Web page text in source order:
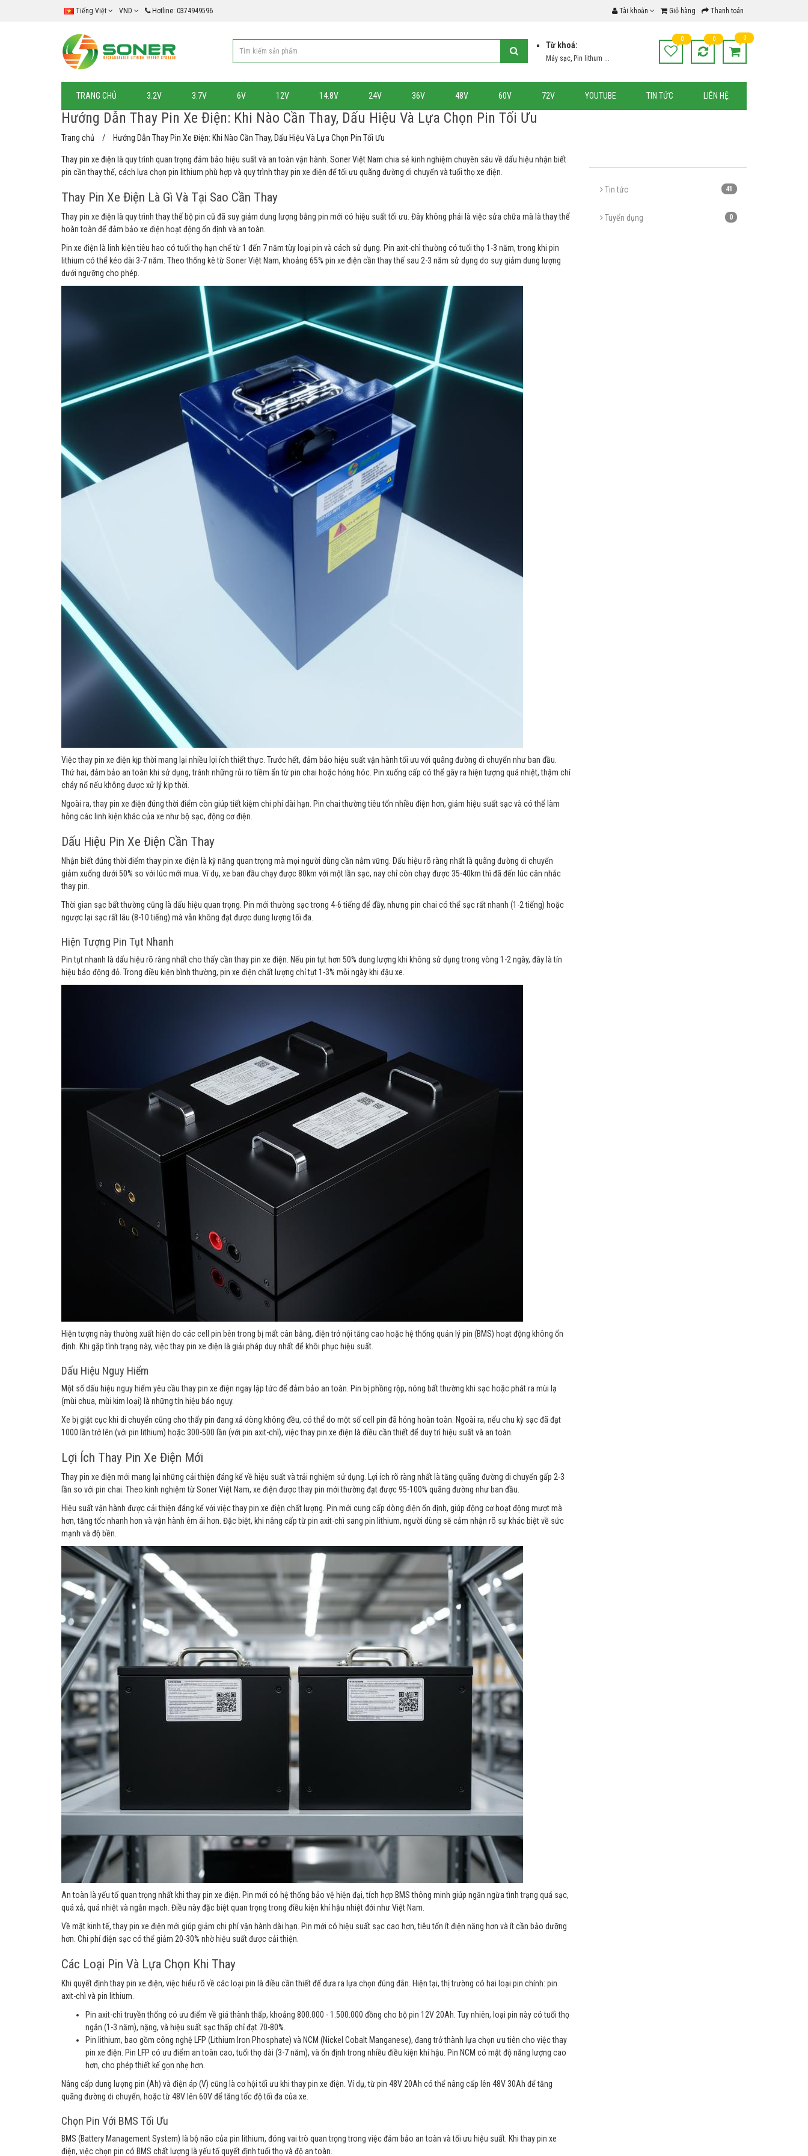
Tiếng Việt VND Hotline: 0374949596 Tài khoản Giỏ hàng Thanh toán
Từ khoá:
Máy sạc, Pin lithum ...
0 0 0
TRANG CHỦ 3.2V 3.7V 6V 12V 14.8V 24V 36V 48V 60V 72V YOUTUBE TIN TỨC LIÊN HỆ
Hướng Dẫn Thay Pin Xe Điện: Khi Nào Cần Thay, Dấu Hiệu Và Lựa Chọn Pin Tối Ưu
Trang chủ Hướng Dẫn Thay Pin Xe Điện: Khi Nào Cần Thay, Dấu Hiệu Và Lựa Chọn Pin Tối Ưu
Thay pin xe điện là quy trình quan trọng đảm bảo hiệu suất và an toàn vận hành. Soner Việt Nam chia sẻ kinh nghiệm chuyên sâu về dấu hiệu nhận biết
pin cần thay thế, cách lựa chọn pin lithium phù hợp và quy trình thay pin xe điện để tối ưu quãng đường di chuyển và tuổi thọ xe điện.
Thay Pin Xe Điện Là Gì Và Tại Sao Cần Thay
Thay pin xe điện là quy trình thay thế bộ pin cũ đã suy giảm dung lượng bằng pin mới có hiệu suất tối ưu. Đây không phải là việc sửa chữa mà là thay thế
hoàn toàn để đảm bảo xe điện hoạt động ổn định và an toàn.
Pin xe điện là linh kiện tiêu hao có tuổi thọ hạn chế từ 1 đến 7 năm tùy loại pin và cách sử dụng. Pin axit-chì thường có tuổi thọ 1-3 năm, trong khi pin
lithium có thể kéo dài 3-7 năm. Theo thống kê từ Soner Việt Nam, khoảng 65% pin xe điện cần thay thế sau 2-3 năm sử dụng do suy giảm dung lượng
dưới ngưỡng cho phép.
Việc thay pin xe điện kịp thời mang lại nhiều lợi ích thiết thực. Trước hết, đảm bảo hiệu suất vận hành tối ưu với quãng đường di chuyển như ban đầu.
Thứ hai, đảm bảo an toàn khi sử dụng, tránh những rủi ro tiềm ẩn từ pin chai hoặc hỏng hóc. Pin xuống cấp có thể gây ra hiện tượng quá nhiệt, thậm chí
cháy nổ nếu không được xử lý kịp thời.
Ngoài ra, thay pin xe điện đúng thời điểm còn giúp tiết kiệm chi phí dài hạn. Pin chai thường tiêu tốn nhiều điện hơn, giảm hiệu suất sạc và có thể làm
hỏng các linh kiện khác của xe như bộ sạc, động cơ điện.
Dấu Hiệu Pin Xe Điện Cần Thay
Nhận biết đúng thời điểm thay pin xe điện là kỹ năng quan trọng mà mọi người dùng cần nắm vững. Dấu hiệu rõ ràng nhất là quãng đường di chuyển
giảm xuống dưới 50% so với lúc mới mua. Ví dụ, xe ban đầu chạy được 80km với một lần sạc, nay chỉ còn chạy được 35-40km thì đã đến lúc cân nhắc
thay pin.
Thời gian sạc bất thường cũng là dấu hiệu quan trọng. Pin mới thường sạc trong 4-6 tiếng để đầy, nhưng pin chai có thể sạc rất nhanh (1-2 tiếng) hoặc
ngược lại sạc rất lâu (8-10 tiếng) mà vẫn không đạt được dung lượng tối đa.
Hiện Tượng Pin Tụt Nhanh
Pin tụt nhanh là dấu hiệu rõ ràng nhất cho thấy cần thay pin xe điện. Nếu pin tụt hơn 50% dung lượng khi không sử dụng trong vòng 1-2 ngày, đây là tín
hiệu báo động đỏ. Trong điều kiện bình thường, pin xe điện chất lượng chỉ tụt 1-3% mỗi ngày khi đậu xe.
Hiện tượng này thường xuất hiện do các cell pin bên trong bị mất cân bằng, điện trở nội tăng cao hoặc hệ thống quản lý pin (BMS) hoạt động không ổn
định. Khi gặp tình trạng này, việc thay pin xe điện là giải pháp duy nhất để khôi phục hiệu suất.
Dấu Hiệu Nguy Hiểm
Một số dấu hiệu nguy hiểm yêu cầu thay pin xe điện ngay lập tức để đảm bảo an toàn. Pin bị phồng rộp, nóng bất thường khi sạc hoặc phát ra mùi lạ
(mùi chua, mùi kim loại) là những tín hiệu báo nguy.
Xe bị giật cục khi di chuyển cũng cho thấy pin đang xả dòng không đều, có thể do một số cell pin đã hỏng hoàn toàn. Ngoài ra, nếu chu kỳ sạc đã đạt
1000 lần trở lên (với pin lithium) hoặc 300-500 lần (với pin axit-chì), việc thay pin xe điện là điều cần thiết để duy trì hiệu suất và an toàn.
Lợi Ích Thay Pin Xe Điện Mới
Thay pin xe điện mới mang lại những cải thiện đáng kể về hiệu suất và trải nghiệm sử dụng. Lợi ích rõ ràng nhất là tăng quãng đường di chuyển gấp 2-3
lần so với pin chai. Theo kinh nghiệm từ Soner Việt Nam, xe điện được thay pin mới thường đạt được 95-100% quãng đường như ban đầu.
Hiệu suất vận hành được cải thiện đáng kể với việc thay pin xe điện chất lượng. Pin mới cung cấp dòng điện ổn định, giúp động cơ hoạt động mượt mà
hơn, tăng tốc nhanh hơn và vận hành êm ái hơn. Đặc biệt, khi nâng cấp từ pin axit-chì sang pin lithium, người dùng sẽ cảm nhận rõ sự khác biệt về sức
mạnh và độ bền.
An toàn là yếu tố quan trọng nhất khi thay pin xe điện. Pin mới có hệ thống bảo vệ hiện đại, tích hợp BMS thông minh giúp ngăn ngừa tình trạng quá sạc,
quá xả, quá nhiệt và ngắn mạch. Điều này đặc biệt quan trọng trong điều kiện khí hậu nhiệt đới như Việt Nam.
Về mặt kinh tế, thay pin xe điện mới giúp giảm chi phí vận hành dài hạn. Pin mới có hiệu suất sạc cao hơn, tiêu tốn ít điện năng hơn và ít cần bảo dưỡng
hơn. Chi phí điện sạc có thể giảm 20-30% nhờ hiệu suất được cải thiện.
Các Loại Pin Và Lựa Chọn Khi Thay
Khi quyết định thay pin xe điện, việc hiểu rõ về các loại pin là điều cần thiết để đưa ra lựa chọn đúng đắn. Hiện tại, thị trường có hai loại pin chính: pin
axit-chì và pin lithium.
Pin axit-chì truyền thống có ưu điểm về giá thành thấp, khoảng 800.000 - 1.500.000 đồng cho bộ pin 12V 20Ah. Tuy nhiên, loại pin này có tuổi thọ
ngắn (1-3 năm), nặng, và hiệu suất sạc thấp chỉ đạt 70-80%.
Pin lithium, bao gồm công nghệ LFP (Lithium Iron Phosphate) và NCM (Nickel Cobalt Manganese), đang trở thành lựa chọn ưu tiên cho việc thay
pin xe điện. Pin LFP có ưu điểm an toàn cao, tuổi thọ dài (3-7 năm), và ổn định trong nhiều điều kiện khí hậu. Pin NCM có mật độ năng lượng cao
hơn, cho phép thiết kế gọn nhẹ hơn.
Nâng cấp dung lượng pin (Ah) và điện áp (V) cũng là cơ hội tối ưu khi thay pin xe điện. Ví dụ, từ pin 48V 20Ah có thể nâng cấp lên 48V 30Ah để tăng
quãng đường di chuyển, hoặc từ 48V lên 60V để tăng tốc độ tối đa của xe.
Chọn Pin Với BMS Tối Ưu
BMS (Battery Management System) là bộ não của pin lithium, đóng vai trò quan trọng trong việc đảm bảo an toàn và tối ưu hiệu suất. Khi thay pin xe
điện, việc chọn pin có BMS chất lượng là yếu tố quyết định tuổi thọ và độ an toàn.
Tin tức 41
Tuyển dụng 0